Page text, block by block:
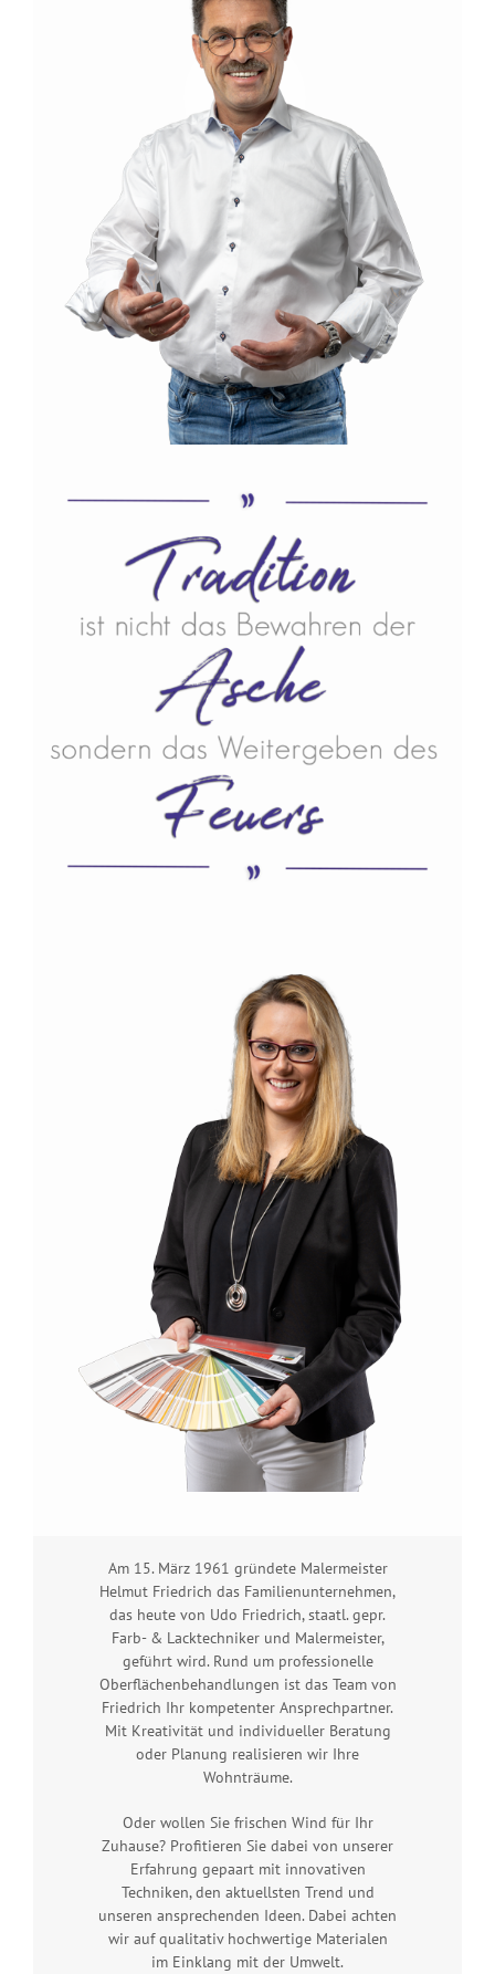
Am 15. März 1961 gründete Malermeister
Helmut Friedrich das Familienunternehmen,
das heute von Udo Friedrich, staatl. gepr.
Farb- & Lacktechniker und Malermeister,
geführt wird. Rund um professionelle
Oberflächenbehandlungen ist das Team von
Friedrich Ihr kompetenter Ansprechpartner.
Mit Kreativität und individueller Beratung
oder Planung realisieren wir Ihre
Wohnträume.
Oder wollen Sie frischen Wind für Ihr
Zuhause? Profitieren Sie dabei von unserer
Erfahrung gepaart mit innovativen
Techniken, den aktuellsten Trend und
unseren ansprechenden Ideen. Dabei achten
wir auf qualitativ hochwertige Materialen
im Einklang mit der Umwelt.